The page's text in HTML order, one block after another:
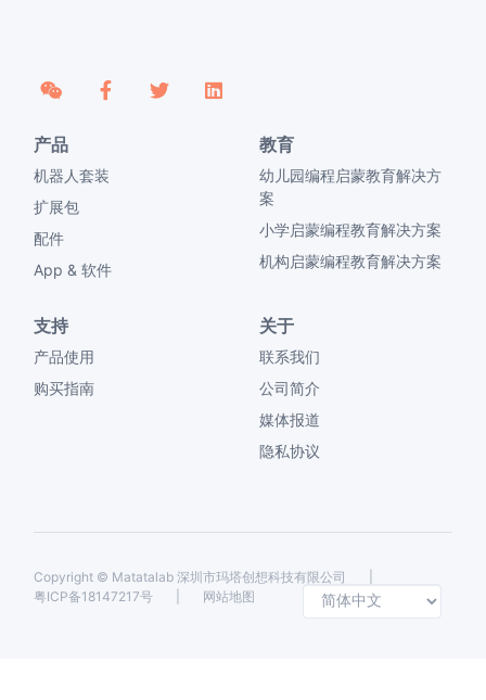
产品
机器人套装
扩展包
配件
App & 软件
教育
幼儿园编程启蒙教育解决方
案
小学启蒙编程教育解决方案
机构启蒙编程教育解决方案
支持
产品使用
购买指南
关于
联系我们
公司简介
媒体报道
隐私协议
Copyright © Matatalab 深圳市玛塔创想科技有限公司
粤ICP备18147217号
网站地图